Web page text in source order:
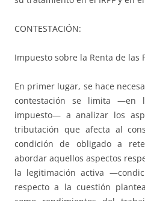
CONTESTACIÓN:
Impuesto sobre la Renta de las
En primer lugar, se hace
contestación se limita —en
impuesto— a analizar los
tributación que afecta al
condición de obligado a
abordar aquellos aspectos
la legitimación activa
respecto a la cuestión